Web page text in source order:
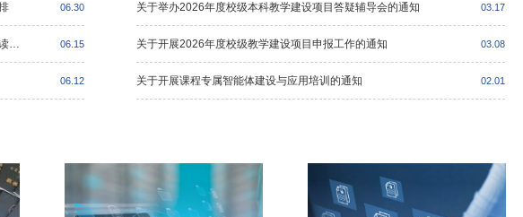
教务处开展2026年智慧课程建设与应用实战训练营
06.30
06.15
关于公布上海工程技术大学2026年中华经典诵写讲大赛诵读大赛获奖名单的通知
06.12
03.17
关于举办2026年度校级本科教学建设项目答疑辅导会的通知
03.08
关于开展2026年度校级教学建设项目申报工作的通知
02.01
关于开展课程专属智能体建设与应用培训的通知